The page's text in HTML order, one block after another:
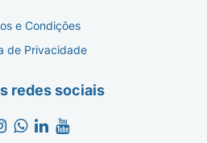
e Condições
de Privacidade
redes sociais